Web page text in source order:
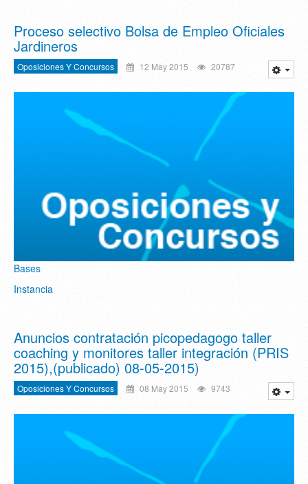
Proceso selectivo Bolsa de Empleo Oficiales
Jardineros
Oposiciones Y Concursos 12 May 2015 20787
Bases
Instancia
Anuncios contratación picopedagogo taller
coaching y monitores taller integración (PRIS
2015),(publicado) 08-05-2015)
Oposiciones Y Concursos 08 May 2015 9743